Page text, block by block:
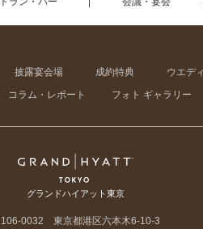
披露宴会場 成約特典 ウエデ
コラム・レポート フォト ギャラリー
グランドハイアット東京
106-0032 東京都港区六本木6-10-3